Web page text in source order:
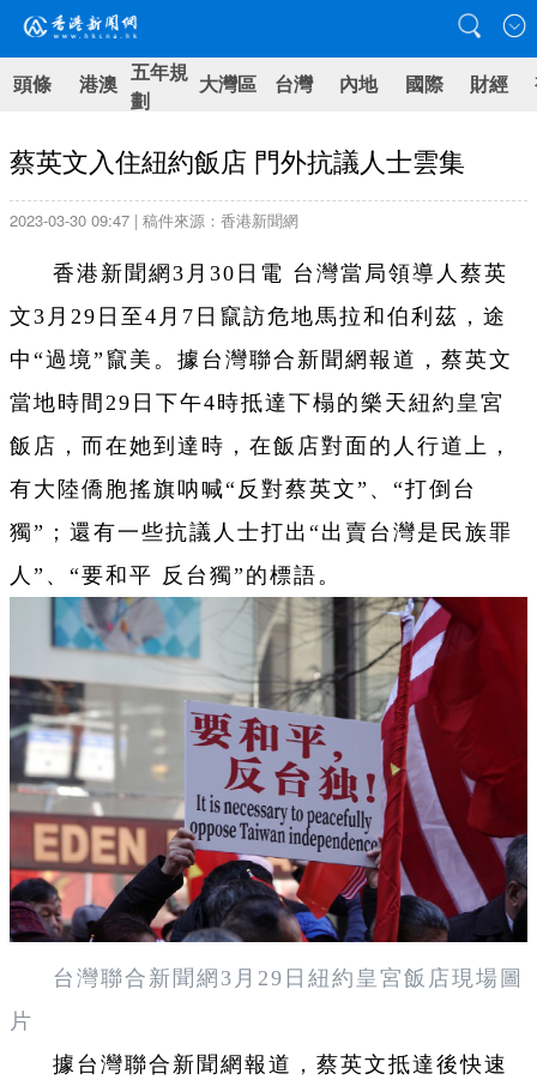
頭條 港澳 五年規
劃
大灣區 台灣 內地 國際 財經
蔡英文入住紐約飯店 門外抗議人士雲集
2023-03-30 09:47 | 稿件來源：香港新聞網
香港新聞網3月30日電 台灣當局領導人蔡英
文3月29日至4月7日竄訪危地馬拉和伯利茲，途
中“過境”竄美。據台灣聯合新聞網報道，蔡英文
當地時間29日下午4時抵達下榻的樂天紐約皇宮
飯店，而在她到達時，在飯店對面的人行道上，
有大陸僑胞搖旗呐喊“反對蔡英文”、“打倒台
獨”；還有一些抗議人士打出“出賣台灣是民族罪
人”、“要和平 反台獨”的標語。
台灣聯合新聞網3月29日紐約皇宮飯店現場圖
片
據台灣聯合新聞網報道，蔡英文抵達後快速